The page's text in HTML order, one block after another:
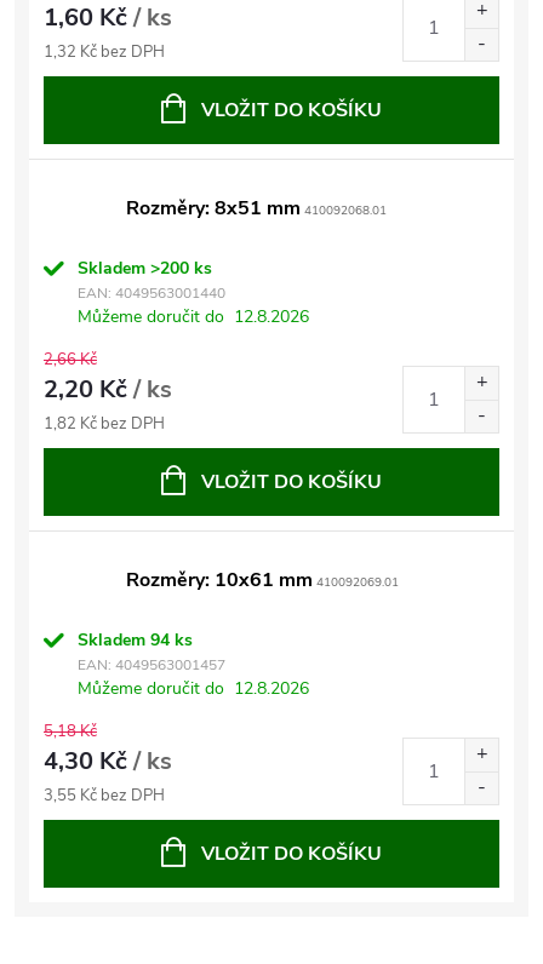
1,60 Kč/ ks
1,32 Kč bez DPH
VLOŽIT DO KOŠÍKU
Rozměry: 8x51 mm 410092068.01
Skladem >200 ks
EAN: 4049563001440
Můžeme doručit do 12.8.2026
2,66 Kč
2,20 Kč/ ks
1,82 Kč bez DPH
VLOŽIT DO KOŠÍKU
Rozměry: 10x61 mm 410092069.01
Skladem 94 ks
EAN: 4049563001457
Můžeme doručit do 12.8.2026
5,18 Kč
4,30 Kč/ ks
3,55 Kč bez DPH
VLOŽIT DO KOŠÍKU